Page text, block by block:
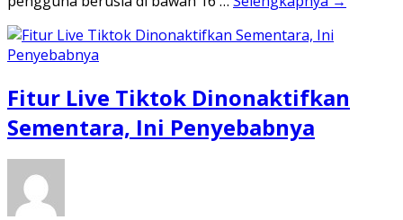
Fitur Live Tiktok Dinonaktifkan
Sementara, Ini Penyebabnya